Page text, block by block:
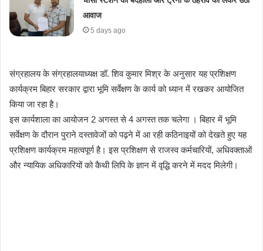
आवाज
5 days ago
संग्रहालय के संग्रहालयाध्यक्ष डॉ. शिव कुमार मिश्र के अनुसार यह प्रशिक्षण
कार्यक्रम बिहार सरकार द्वारा भूमि सर्वेक्षण के कार्य को ध्यान में रखकर आयोजित
किया जा रहा है।
इस कार्यशाला का आयोजन 2 अगस्त से 4 अगस्त तक चलेगा । बिहार में भूमि
सर्वेक्षण के दौरान पुराने दस्तावेजों को पढ़ने में आ रही कठिनाइयों को देखते हुए यह
प्रशिक्षण कार्यक्रम महत्वपूर्ण है। इस प्रशिक्षण से राजस्व कर्मचारियों, अधिवक्ताओं
और न्यायिक अधिकारियों को कैथी लिपि के ज्ञान में वृद्धि करने में मदद मिलेगी।